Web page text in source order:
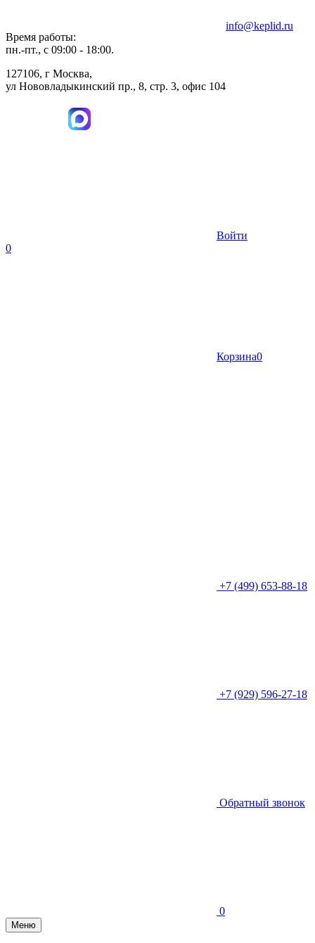
Время работы:
пн.-пт., с 09:00 - 18:00.
127106, г Москва,
ул Нововладыкинский пр., 8, стр. 3, офис 104
info@keplid.ru
Войти
0
Корзина0
+7 (499) 653-88-18
+7 (929) 596-27-18
Обратный звонок
0
Меню